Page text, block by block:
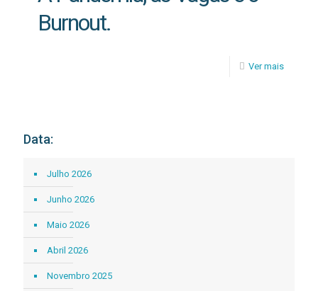
Burnout.
Ver mais
Data:
Julho 2026
Junho 2026
Maio 2026
Abril 2026
Novembro 2025